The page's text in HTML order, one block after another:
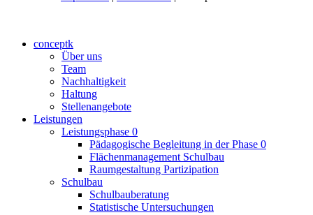
conceptk
Über uns
Team
Nachhaltigkeit
Haltung
Stellenangebote
Leistungen
Leistungsphase 0
Pädagogische Begleitung in der Phase 0
Flächenmanagement Schulbau
Raumgestaltung Partizipation
Schulbau
Schulbauberatung
Statistische Untersuchungen